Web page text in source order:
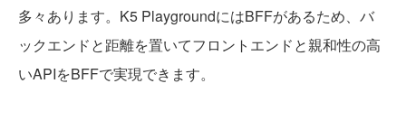
多々あります。K5 PlaygroundにはBFFがあるため、バ
ックエンドと距離を置いてフロントエンドと親和性の高
いAPIをBFFで実現できます。